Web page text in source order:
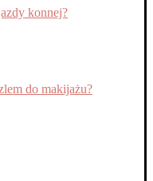
konnej?
do makijażu?